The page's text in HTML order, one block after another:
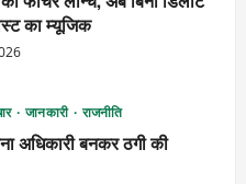
का म्यूजिक
जानकारी राजनीति
अधिकारी बनकर ठगी की